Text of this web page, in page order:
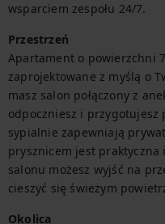
wsparciem zespołu 24/7.
Przestrzeń
Apartament o powierzchni
zaprojektowane z myślą o
masz salon połączony z
odpoczniesz i przygotujesz
sypialnie zapewniają
prysznicem jest
salonu możesz wyjść na
cieszyć się świeżym
Okolica